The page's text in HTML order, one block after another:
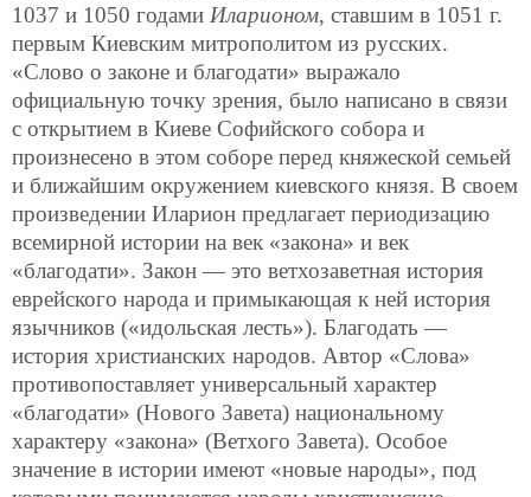
1037 и 1050 годами Иларионом, ставшим в 1051 г.
первым Киевским митрополитом из русских.
«Слово о законе и благодати» выражало
официальную точку зрения, было написано в связи
с открытием в Киеве Софийского собора и
произнесено в этом соборе перед княжеской семьей
и ближайшим окружением киевского князя. В своем
произведении Иларион предлагает периодизацию
всемирной истории на век «закона» и век
«благодати». Закон — это ветхозаветная история
еврейского народа и примыкающая к ней история
язычников («идольская лесть»). Благодать —
история христианских народов. Автор «Слова»
противопоставляет универсальный характер
«благодати» (Нового Завета) национальному
характеру «закона» (Ветхого Завета). Особое
значение в истории имеют «новые народы», под